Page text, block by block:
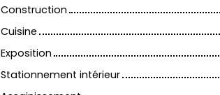
Construction
Cuisine
Exposition
Stationnement intérieur